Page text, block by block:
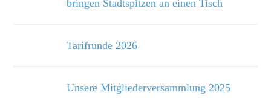
bringen Stadtspitzen an einen Tisch
Tarifrunde 2026
Unsere Mitgliederversammlung 2025